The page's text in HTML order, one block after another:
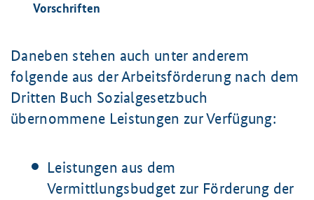
Vorschriften
Daneben stehen auch unter anderem
folgende aus der Arbeitsförderung nach dem
Dritten Buch Sozialgesetzbuch
übernommene Leistungen zur Verfügung:
Leistungen aus dem
Vermittlungsbudget zur Förderung der